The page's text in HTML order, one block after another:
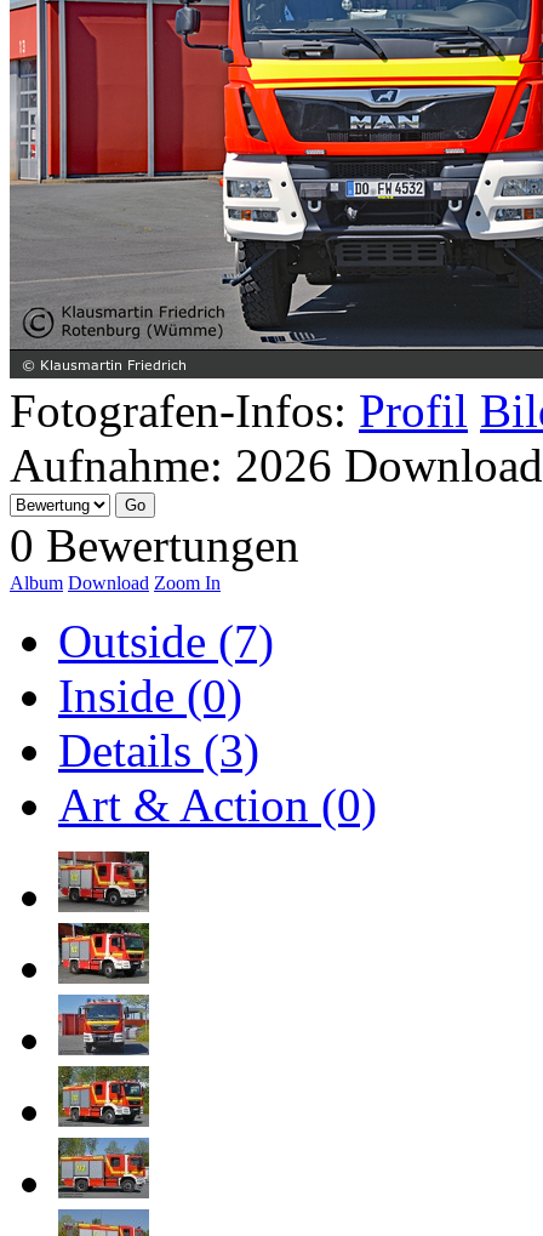
Fotografen-Infos: Profil
Aufnahme: 2026
0 Bewertungen
Album Download Zoom In
Outside (7)
Inside (0)
Details (3)
Art & Action (0)